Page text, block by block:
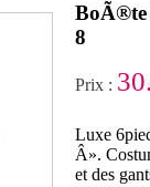
BoÃ®te
8
Prix :
Luxe
Â».
et des